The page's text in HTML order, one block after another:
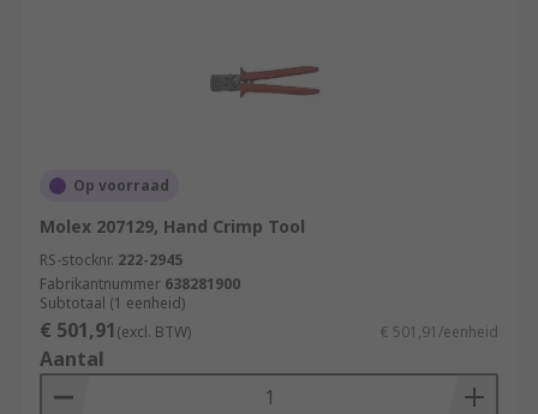
Op voorraad
Molex 207129, Hand Crimp Tool
RS-stocknr. 222-2945
Fabrikantnummer 638281900
Subtotaal (1 eenheid)
€ 501,91(excl. BTW) € 501,91/eenheid
Aantal